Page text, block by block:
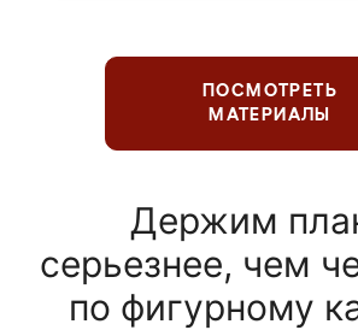
ПОСМОТРЕТЬ
МАТЕРИАЛЫ
Держим
серьезнее, чем
по фигурному